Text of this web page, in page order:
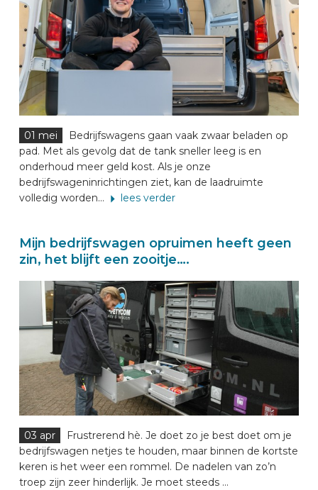
01 mei
Bedrijfswagens gaan vaak zwaar beladen op
pad. Met als gevolg dat de tank sneller leeg is en
onderhoud meer geld kost. Als je onze
bedrijfswageninrichtingen ziet, kan de laadruimte
volledig worden...
lees verder
Mijn bedrijfswagen opruimen heeft geen
zin, het blijft een zooitje….
03 apr
Frustrerend hè. Je doet zo je best doet om je
bedrijfswagen netjes te houden, maar binnen de kortste
keren is het weer een rommel. De nadelen van zo’n
troep zijn zeer hinderlijk. Je moet steeds ...